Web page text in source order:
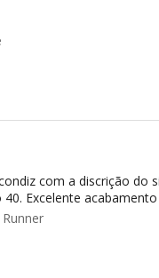
com a discrição do
Excelente